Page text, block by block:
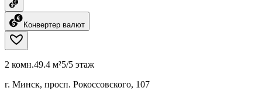
Конвертер валют
2 комн.49.4 м²5/5 этаж
г. Минск, просп. Рокоссовского, 107